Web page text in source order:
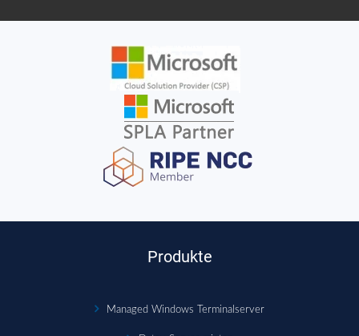
Produkte
Managed Windows Terminalserver